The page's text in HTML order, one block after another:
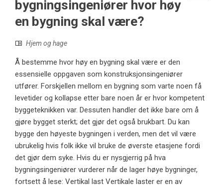
bygningsingeniører hvor høy
en bygning skal være?
Hjem og hage
Å bestemme hvor høy en bygning skal være er den
essensielle oppgaven som konstruksjonsingeniører
utfører. Forskjellen mellom en bygning som varte noen få
levetider og kollapse etter bare noen år er hvor kompetent
byggeteknikken var. Dessuten handler det ikke bare om å
gjøre bygget sterkt; det gjør det også brukbart. Du kan
bygge den høyeste bygningen i verden, men det vil være
ubrukelig hvis folk ikke vil bruke de øverste etasjene fordi
det gjør dem syke. Hvis du er nysgjerrig på hva
bygningsingeniører vurderer når de lager høye bygninger,
fortsett å lese: Vertikal last Vertikale laster er en av